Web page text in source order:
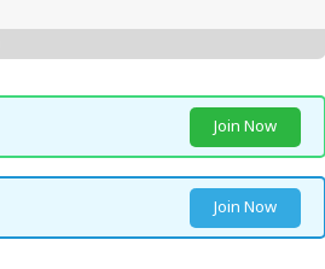
Join Now
Join Now